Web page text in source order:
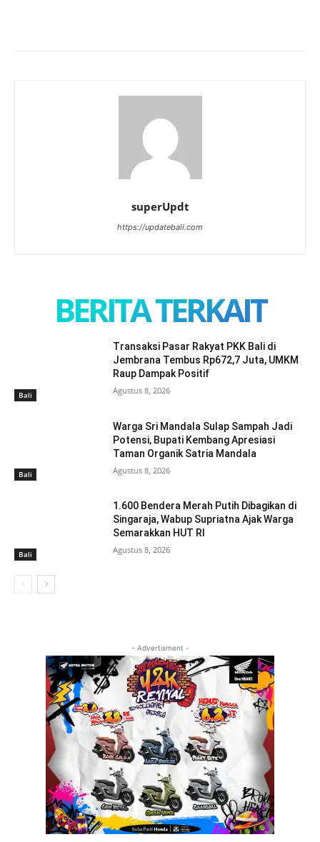
superUpdt
https://updatebali.com
BERITA TERKAIT
Bali
Transaksi Pasar Rakyat PKK Bali di
Jembrana Tembus Rp672,7 Juta, UMKM
Raup Dampak Positif
Agustus 8, 2026
Bali
Warga Sri Mandala Sulap Sampah Jadi
Potensi, Bupati Kembang Apresiasi
Taman Organik Satria Mandala
Agustus 8, 2026
Bali
1.600 Bendera Merah Putih Dibagikan di
Singaraja, Wabup Supriatna Ajak Warga
Semarakkan HUT RI
Agustus 8, 2026
- Advertisment -